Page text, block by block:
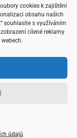
cookies k zajištění
obsahu našich
souhlasíte s využíváním
cílené reklamy
údajů
6 jsoudva
nájemníky.
či
při
a z ní